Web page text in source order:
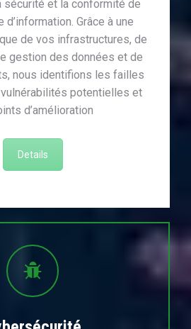
sécurité et la conformité de
Grâce à une
de vos infrastructures, de
gestion des données et de
nous identifions les failles
potentielles et
d’amélioration
Details